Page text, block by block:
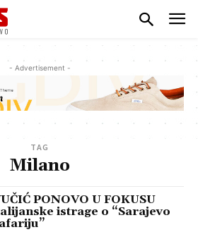
- Advertisement -
TAG
Milano
PONOVO U FOKUSU
istrage o “Sarajevo